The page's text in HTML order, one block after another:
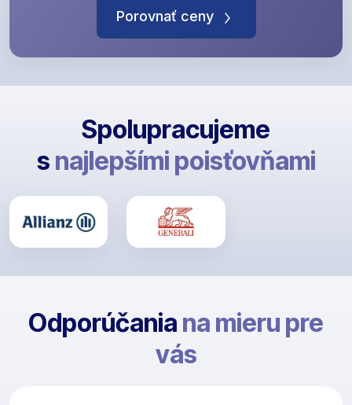
Porovnať ceny
Spolupracujeme
s najlepšími poisťovňami
Odporúčania na mieru pre
vás